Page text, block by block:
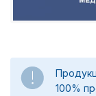
100%